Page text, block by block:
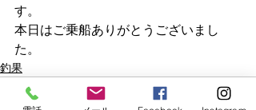
す。
本日はご乗船ありがとうございまし
た。
釣果